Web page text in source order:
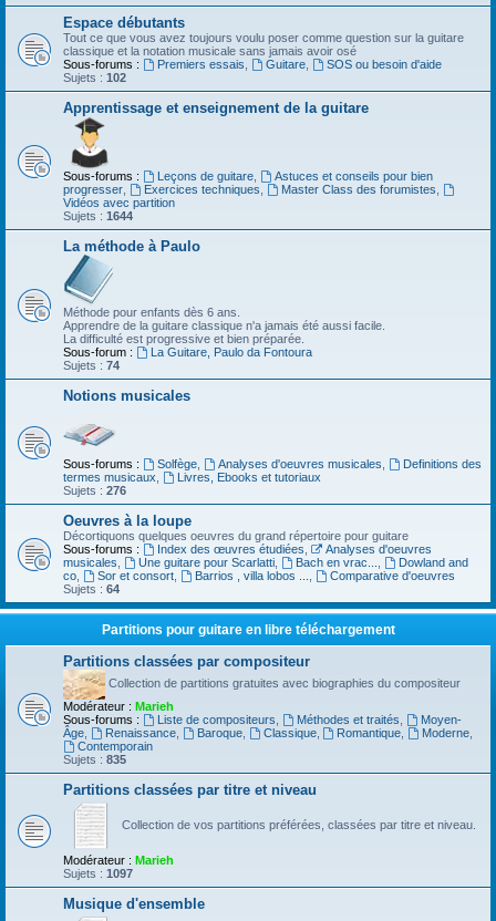
Espace débutants
Tout ce que vous avez toujours voulu poser comme question sur la guitare
classique et la notation musicale sans jamais avoir osé
Sous-forums :
Premiers essais Guitare,
SOS ou besoin d'aide
Sujets : 102
Apprentissage et enseignement de la guitare
Sous-forums : Leçons de guitare,
Astuces et conseils pour bien
progresser
Exercices techniques Master Class des forumistes
Vidéos avec partition
Sujets : 1644
La méthode à Paulo
Méthode pour enfants dès 6 ans.
Apprendre de la guitare classique n'a jamais été aussi facile.
La difficulté est progressive et bien préparée.
Sous-forum :
La Guitare, Paulo da Fontoura
Sujets : 74
Notions musicales
Sous-forums : Solfège, Analyses d'oeuvres musicales
Definitions des
termes musicaux
Livres, Ebooks et tutoriaux
Sujets : 276
Oeuvres à la loupe
Décortiquons quelques oeuvres du grand répertoire pour guitare
Sous-forums :
Index des œuvres étudiées
Analyses d'oeuvres
musicales
Une guitare pour Scarlatti, Bach en vrac...
Dowland and
co
Sor et consort, Barrios , villa lobos ...
Comparative d'oeuvres
Sujets : 64
Partitions pour guitare en libre téléchargement
Partitions classées par compositeur
Collection de partitions gratuites avec biographies du compositeur
Modérateur : Marieh
Sous-forums :
Liste de compositeurs Méthodes et traités
Moyen-
Âge
Renaissance, Baroque, Classique, Romantique Moderne
Contemporain
Sujets : 835
Partitions classées par titre et niveau
Collection de vos partitions préférées, classées par titre et niveau.
Modérateur : Marieh
Sujets : 1097
Musique d'ensemble